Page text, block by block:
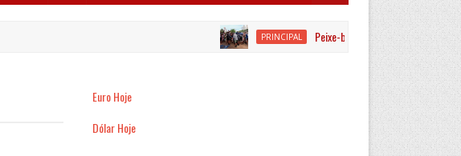
PRINCIPAL Peixe-boi é resgatado por equipes
Euro Hoje
Dólar Hoje